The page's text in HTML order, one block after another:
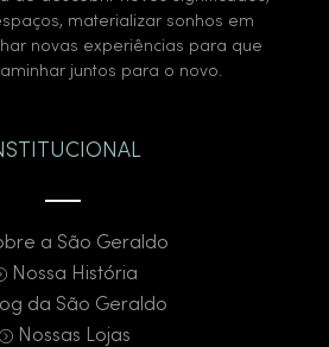
materializar sonhos em
novas experiências para que
juntos para o novo.
a São Geraldo
Nossa História
da São Geraldo
Nossas Lojas